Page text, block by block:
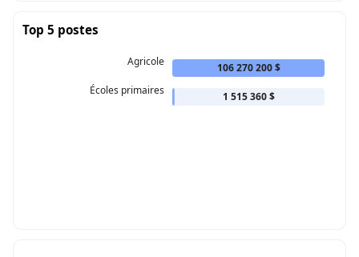
Top 5 postes
Agricole
106 270 200 $
Écoles primaires
1 515 360 $